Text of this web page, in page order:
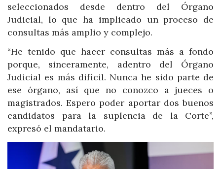
seleccionados desde dentro del Órgano
Judicial, lo que ha implicado un proceso de
consultas más amplio y complejo.
“He tenido que hacer consultas más a fondo
porque, sinceramente, adentro del Órgano
Judicial es más difícil. Nunca he sido parte de
ese órgano, así que no conozco a jueces o
magistrados. Espero poder aportar dos buenos
candidatos para la suplencia de la Corte”,
expresó el mandatario.